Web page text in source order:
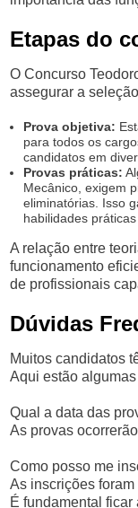
Etapas do
O Concurso
assegurar a
Prova objetiva:
para todos os
candidatos em
Provas práticas:
Mecânico, exigem
eliminatórias. Isso
habilidades
A relação entre
funcionamento
de profissionais
Dúvidas
Muitos candidatos
Aqui estão
Qual a data das
As provas
Como posso me
As inscrições
É fundamental